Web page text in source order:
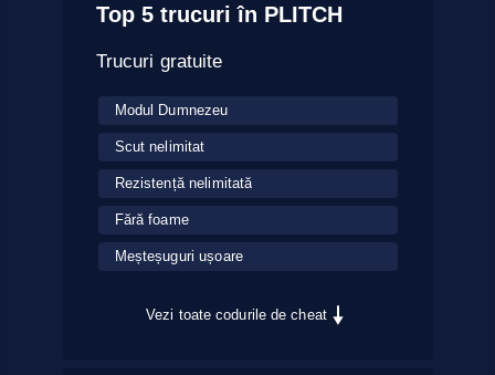
Top 5 trucuri în PLITCH
Trucuri gratuite
Modul Dumnezeu
Scut nelimitat
Rezistență nelimitată
Fără foame
Meșteșuguri ușoare
Vezi toate codurile de cheat